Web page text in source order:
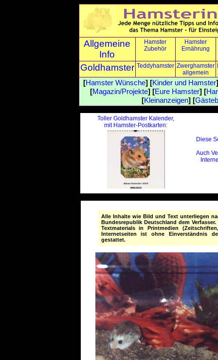
Allgemeine
Info
Hamster
Zubehör
Hamster
Ernährung
Goldhamster Teddyhamster Zwerghamster
allgemein
[Hamster Wünsche] [Kinder und Hamster
[Magazin/Projekte] [Eure Hamster] [
[Kleinanzeigen] [
Toller Goldhamster Kalender,
mit Hamster-Postkarten:
Diese
Auch
Alle Inhalte wie Bild und Text unterliegen
Bundesrepublik Deutschland dem
Textmaterials in Printmedien
Internetseiten ist ohne Einverständnis
gestattet.